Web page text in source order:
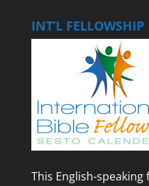
INT’L FELLOWSHIP
This English-